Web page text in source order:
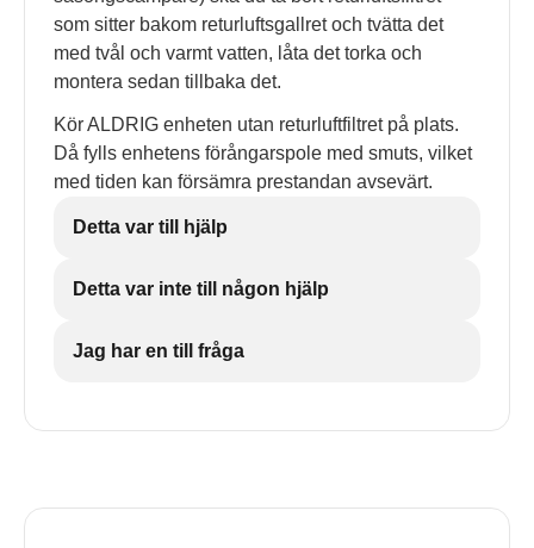
som sitter bakom returluftsgallret och tvätta det
med tvål och varmt vatten, låta det torka och
montera sedan tillbaka det.
Kör ALDRIG enheten utan returluftfiltret på plats.
Då fylls enhetens förångarspole med smuts, vilket
med tiden kan försämra prestandan avsevärt.
Detta var till hjälp
Detta var inte till någon hjälp
Jag har en till fråga